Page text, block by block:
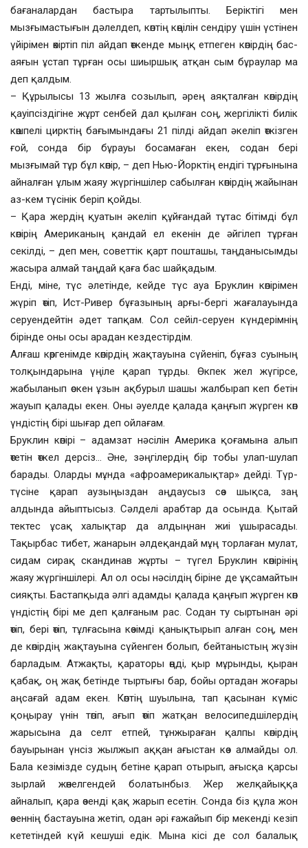
бағаналардан бастыра тартылыпты. Беріктігі мен
мызғымастығын дәлелдеп, көптің көңілін сендіру үшін үстінен
үйірімен өкіртіп піл айдап өткенде мыңқ етпеген көпірдің бас-
аяғын ұстап тұрған осы шиыршық атқан сым бұраулар ма
деп қалдым.
– Құрылысы 13 жылға созылып, әрең аяқталған көпірдің
қауіпсіздігіне жұрт сенбей дал қылған соң, жергілікті билік
көшпелі цирктің бағымындағы 21 пілді айдап әкеліп өткізген
ғой, сонда бір бұрауы босамаған екен, содан бері
мызғымай тұр бұл көпір, – деп Нью-Йорктің ендігі тұрғынына
айналған ұлым жаяу жүргіншілер сабылған көпірдің жайынан
аз-кем түсінік беріп қойды.
– Қара жердің қуатын әкеліп құйғандай тұтас бітімді бұл
көпірің Американың қандай ел екенін де әйгілеп тұрған
секілді, – деп мен, советтік қарт пошташы, таңданысымды
жасыра алмай таңдай қаға бас шайқадым.
Енді, міне, түс әлетінде, кейде түс ауа Бруклин көпірімен
жүріп өтіп, Ист-Ривер бұғазының арғы-бергі жағалауында
серуендейтін әдет тапқам. Сол сейіл-серуен күндерімнің
бірінде оны осы арадан кездестірдім.
Алғаш көргенімде көпірдің жақтауына сүйеніп, бұғаз суының
толқындарына үңіле қарап тұрды. Өкпек жел жүгірсе,
жабыланып өскен ұзын ақбурыл шашы жалбырап кеп бетін
жауып қалады екен. Оны әуелде қалада қаңғып жүрген көп
үндістің бірі шығар деп ойлағам.
Бруклин көпірі – адамзат нәсілін Америка қоғамына алып
өтетін өткел дерсіз… Әне, зәңгілердің бір тобы улап-шулап
барады. Оларды мұнда «афроамерикалықтар» дейді. Түр-
түсіне қарап аузыңыздан аңдаусыз сөз шықса, заң
алдында айыптысыз. Сәлделі арабтар да осында. Қытай
тектес ұсақ халықтар да алдыңнан жиі ұшырасады.
Тақырбас тибет, жанарын әлдеқандай мұң торлаған мулат,
сидам сирақ скандинав жұрты – түгел Бруклин көпірінің
жаяу жүргіншілері. Ал ол осы нәсілдің біріне де ұқсамайтын
сияқты. Бастапқыда әлгі адамды қалада қаңғып жүрген көп
үндістің бірі ме деп қалғаным рас. Содан ту сыртынан әрі
өтіп, бері өтіп, тұлғасына көзімді қанықтырып алған соң, мен
де көпірдің жақтауына сүйенген болып, бейтаныстың жүзін
барладым. Атжақты, қараторы өңді, қыр мұрынды, қыран
қабақ, оң жақ бетінде тыртығы бар, бойы ортадан жоғары
аңсағай адам екен. Көптің шуылына, тап қасынан күміс
қоңырау үнін төгіп, ағып өтіп жатқан велосипедшілердің
жарысына да селт етпей, тұнжыраған қалпы көпірдің
бауырынан үнсіз жылжып аққан ағыстан көз алмайды ол.
Бала кезімізде судың бетіне қарап отырып, ағысқа қарсы
зырлай жөнелгендей болатынбыз. Жер желқайыққа
айналып, қара өзенді қақ жарып есетін. Сонда біз құла жон
өзеннің бастауына жетіп, одан әрі ғажайып бір мекенді кезіп
кететіндей күй кешуші едік. Мына кісі де сол балалық